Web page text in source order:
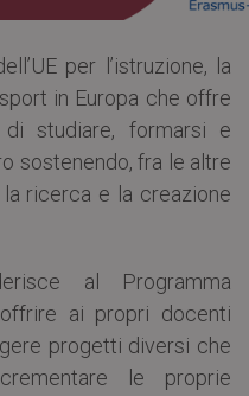
per l’istruzione, la
in Europa che offre
studiare, formarsi e
sostenendo, fra le altre
la ricerca e la creazione
al Programma
ai propri docenti
progetti diversi che
le proprie